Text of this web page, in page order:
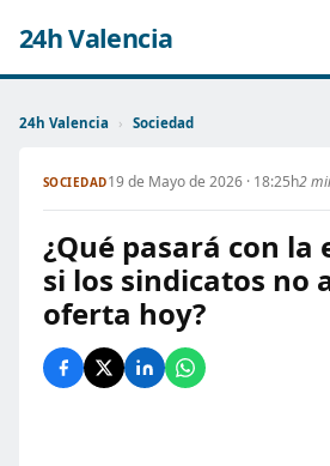
24h Valencia
24h Valencia › Sociedad
SOCIEDAD19 de Mayo de 2026 · 18:25h2
¿Qué pasará con la
si los sindicatos no
oferta hoy?